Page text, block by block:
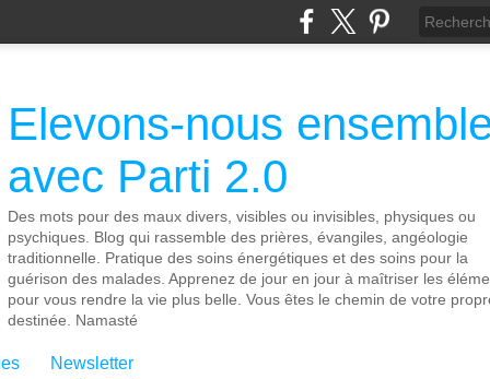
Elevons-nous
avec Parti 2.0
Des mots pour des maux divers, visibles ou invisibles, physiques ou
psychiques. Blog qui rassemble des prières, évangiles, angéologie
traditionnelle. Pratique des soins énergétiques et des soins pour la
guérison des malades. Apprenez de jour en jour à maîtriser les
pour vous rendre la vie plus belle. Vous êtes le chemin de votre
destinée. Namasté
Newsletter